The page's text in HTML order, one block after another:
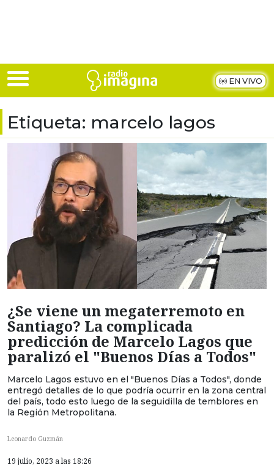
EN VIVO
Etiqueta: marcelo lagos
¿Se viene un megaterremoto en
Santiago? La complicada
predicción de Marcelo Lagos que
paralizó el "Buenos Días a Todos"
Marcelo Lagos estuvo en el "Buenos Días a Todos", donde
entregó detalles de lo que podría ocurrir en la zona central
del país, todo esto luego de la seguidilla de temblores en
la Región Metropolitana.
Leonardo Guzmán
19 julio, 2023 a las 18:26